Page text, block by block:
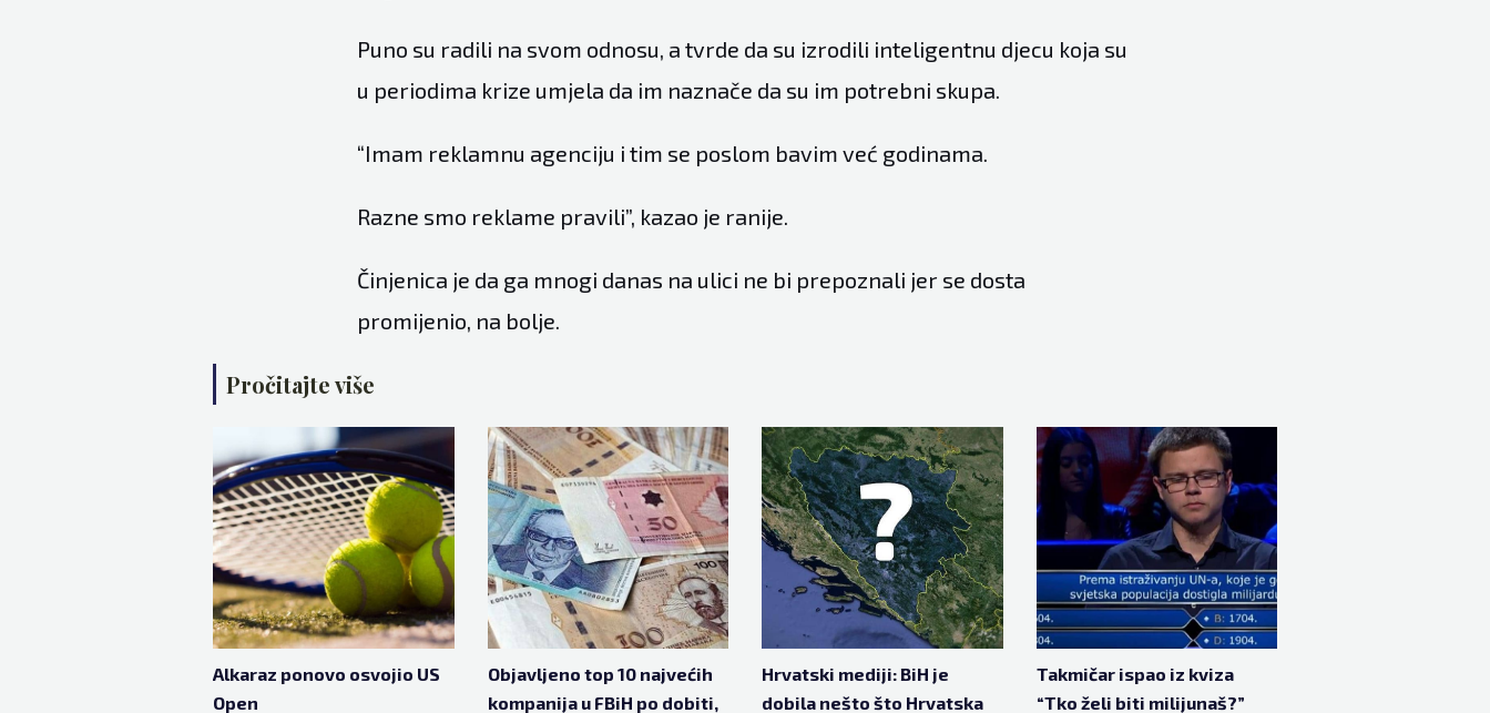
Puno su radili na svom odnosu, a tvrde da su izrodili inteligentnu djecu koja su
u periodima krize umjela da im naznače da su im potrebni skupa.
“Imam reklamnu agenciju i tim se poslom bavim već godinama.
Razne smo reklame pravili”, kazao je ranije.
Činjenica je da ga mnogi danas na ulici ne bi prepoznali jer se dosta
promijenio, na bolje.
Pročitajte više
Alkaraz ponovo osvojio US
Open
Objavljeno top 10 najvećih
kompanija u FBiH po dobiti,
Hrvatski mediji: BiH je
dobila nešto što Hrvatska
Takmičar ispao iz kviza
“Tko želi biti milijunaš?”